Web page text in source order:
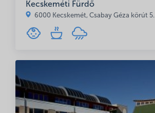
Kecskeméti Fürdő
6000 Kecskemét, Csabay Géza körút 5.